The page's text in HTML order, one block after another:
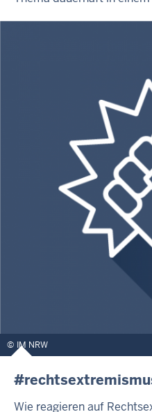
IM NRW
Wie reagieren auf